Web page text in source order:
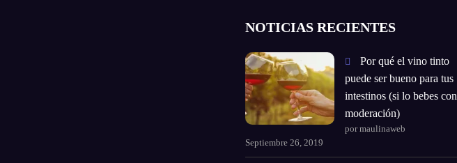
NOTICIAS RECIENTES
Por qué el vino tinto
puede ser bueno para tus
intestinos (si lo bebes con
moderación)
por maulinaweb
Septiembre 26, 2019